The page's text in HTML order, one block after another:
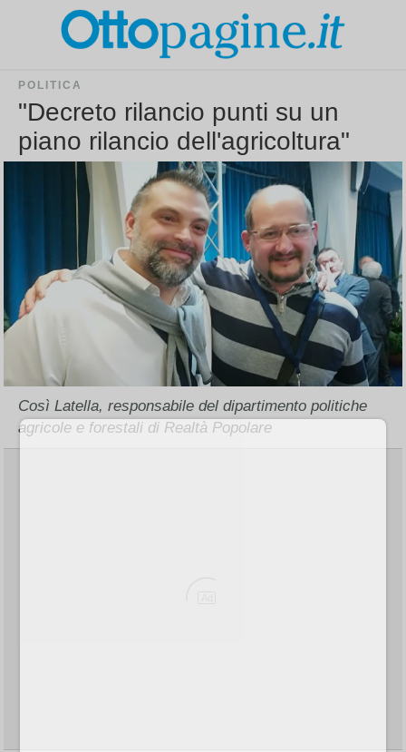
POLITICA
"Decreto rilancio punti su un
piano rilancio dell'agricoltura"
Così Latella, responsabile del dipartimento politiche
agricole e forestali di Realtà Popolare